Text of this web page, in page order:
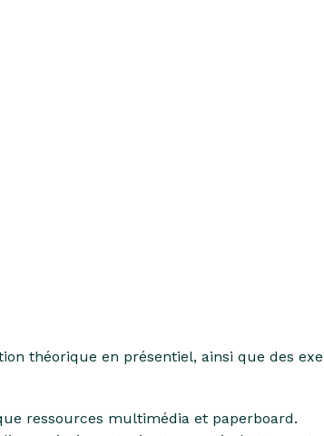
théorique en présentiel, ainsi que des
ressources multimédia et paperboard.